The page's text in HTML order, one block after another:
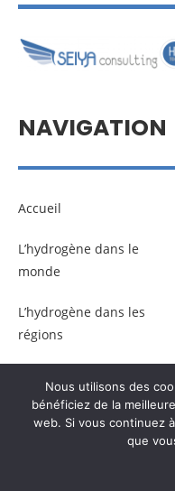
NAVIGATION
Accueil
L’hydrogène dans le
monde
L’hydrogène dans les
régions
© Copyright
Gestion
Nous utilisons des
bénéficiez de la
web. Si vous continuez
que